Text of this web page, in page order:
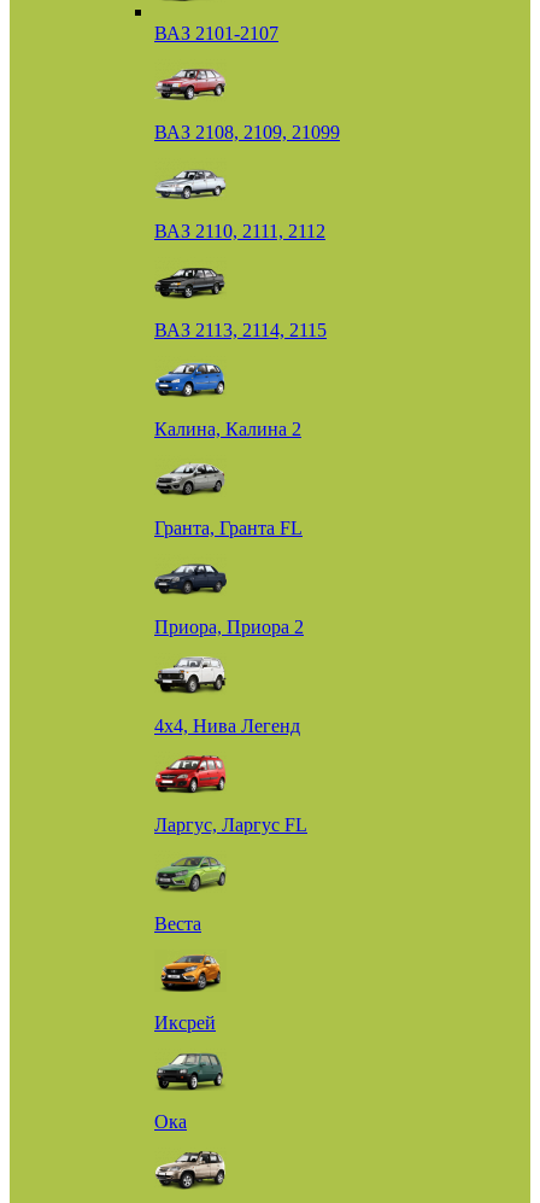
ВАЗ 2101-2107
ВАЗ 2108, 2109, 21099
ВАЗ 2110, 2111, 2112
ВАЗ 2113, 2114, 2115
Калина, Калина 2
Гранта, Гранта FL
Приора, Приора 2
4х4, Нива Легенд
Ларгус, Ларгус FL
Веста
Иксрей
Ока